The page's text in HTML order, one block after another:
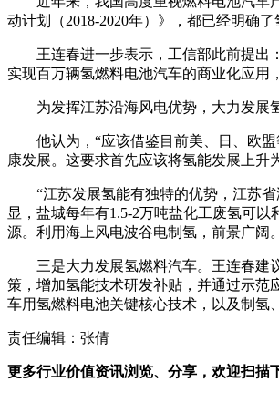
动计划（2018-2020年）》，都已经明确
王连春进一步表示，工信部此前提出
实现百万辆氢燃料电池汽车的商业化应用
为发挥江苏沿海风电优势，大力发展
他认为，“应该借鉴目前美、日、欧
康发展。这要求首先应该将氢能发展上升
“江苏发展氢能有独特的优势，江苏
显，盐城每年有1.5-2万吨盐化工废氢可
源。利用海上风电波谷电制氢，前景广阔
三是大力发展氢燃料汽车。王连春建
策，增加氢能技术研发补贴，并通过示范
车用氢燃料电池关键核心技术，以及制氢
责任编辑：张倩
更多行业价值资讯浏览、分享，欢迎扫描